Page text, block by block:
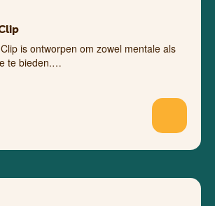
is ontworpen om zowel mentale als
te bieden.…